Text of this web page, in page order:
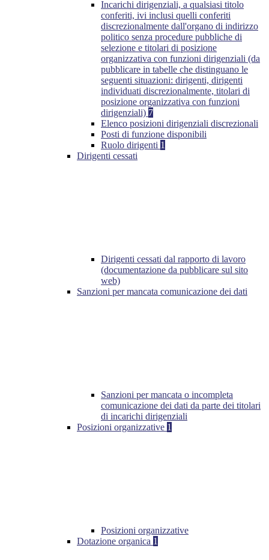
Incarichi dirigenziali, a qualsiasi titolo
conferiti, ivi inclusi quelli conferiti
discrezionalmente dall'organo di indirizzo
politico senza procedure pubbliche di
selezione e titolari di posizione
organizzativa con funzioni dirigenziali (da
pubblicare in tabelle che distinguano le
seguenti situazioni: dirigenti, dirigenti
individuati discrezionalmente, titolari di
posizione organizzativa con funzioni
dirigenziali) 7
Elenco posizioni dirigenziali discrezionali
Posti di funzione disponibili
Ruolo dirigenti 1
Dirigenti cessati
Dirigenti cessati dal rapporto di lavoro
(documentazione da pubblicare sul sito
web)
Sanzioni per mancata comunicazione dei dati
Sanzioni per mancata o incompleta
comunicazione dei dati da parte dei titolari
di incarichi dirigenziali
Posizioni organizzative 1
Posizioni organizzative
Dotazione organica 1